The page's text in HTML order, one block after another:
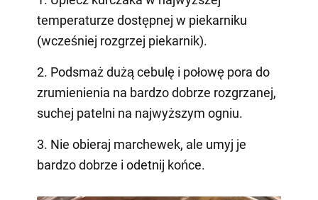
temperaturze dostępnej w piekarniku
(wcześniej rozgrzej piekarnik).
2. Podsmaż dużą cebulę i połowę pora do
zrumienienia na bardzo dobrze rozgrzanej,
suchej patelni na najwyższym ogniu.
3. Nie obieraj marchewek, ale umyj je
bardzo dobrze i odetnij końce.